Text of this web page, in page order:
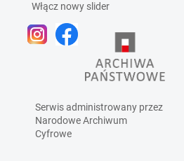
Włącz nowy slider
Serwis administrowany przez
Narodowe Archiwum
Cyfrowe